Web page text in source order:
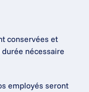
conservées et
nécessaire
employés seront